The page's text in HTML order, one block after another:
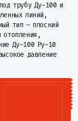
трубу Ду-100 и
линий,
тип – плоский
отопления,
Ду-100 Ру-10
давление